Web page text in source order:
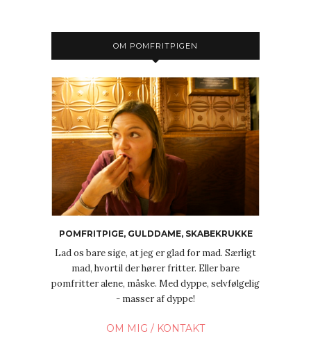
OM POMFRITPIGEN
POMFRITPIGE, GULDDAME, SKABEKRUKKE
Lad os bare sige, at jeg er glad for mad. Særligt
mad, hvortil der hører fritter. Eller bare
pomfritter alene, måske. Med dyppe, selvfølgelig
- masser af dyppe!
OM MIG / KONTAKT